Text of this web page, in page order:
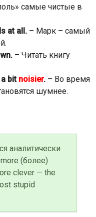
самые чистые в
at all. – Марк – самый
– Читать книгу
bit noisier. – Во время
шумнее.
аналитически
(более)
clever — the
stupid